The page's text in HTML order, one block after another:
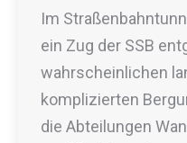
Im
ein Zug der SSB
wahrscheinlichen
komplizierten
die Abteilungen